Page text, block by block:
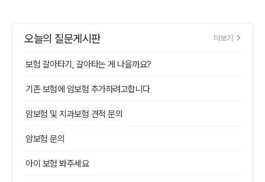
오늘의 질문게시판 더보기
보험 갈아타기, 갈아타는 게 나을까요?
기존 보험에 암보험 추가하려고합니다
암보험 및 치과보험 견적 문의
암보험 문의
아이 보험 봐주세요